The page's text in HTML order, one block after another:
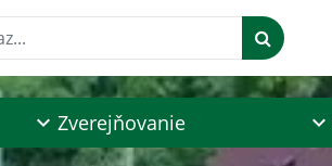
Zverejňovanie